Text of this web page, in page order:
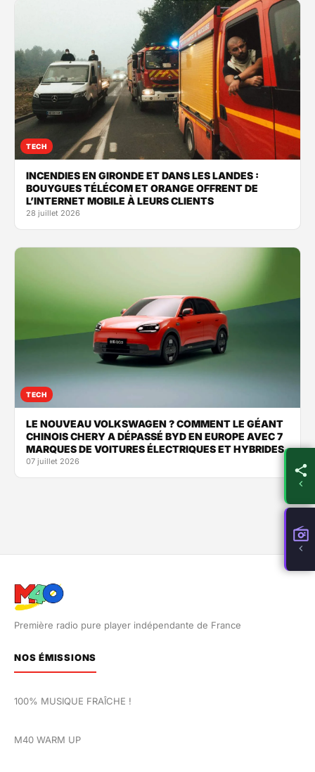
TECH
INCENDIES EN GIRONDE ET DANS LES LANDES :
BOUYGUES TÉLÉCOM ET ORANGE OFFRENT DE
L’INTERNET MOBILE À LEURS CLIENTS
28 juillet 2026
TECH
LE NOUVEAU VOLKSWAGEN ? COMMENT LE GÉANT
CHINOIS CHERY A DÉPASSÉ BYD EN EUROPE AVEC 7
MARQUES DE VOITURES ÉLECTRIQUES ET HYBRIDES
07 juillet 2026
Première radio pure player indépendante de France
NOS ÉMISSIONS
100% MUSIQUE FRAÎCHE !
M40 WARM UP